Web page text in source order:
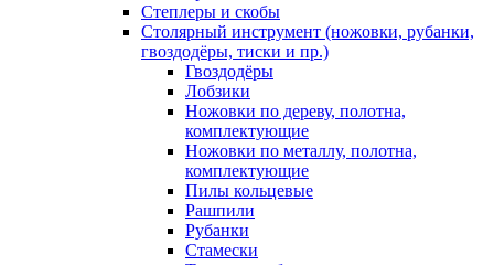
Степлеры и скобы
Столярный инструмент (ножовки, рубанки,
гвоздодёры, тиски и пр.)
Гвоздодёры
Лобзики
Ножовки по дереву, полотна,
комплектующие
Ножовки по металлу, полотна,
комплектующие
Пилы кольцевые
Рашпили
Рубанки
Стамески